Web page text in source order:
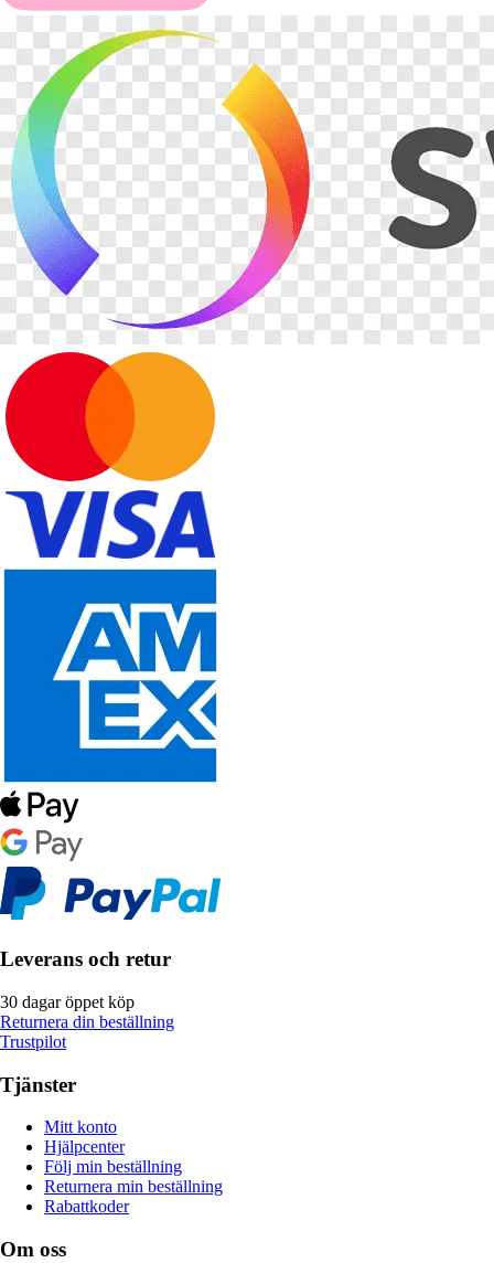
Leverans och retur
30 dagar öppet köp
Returnera din beställning
Trustpilot
Tjänster
Mitt konto
Hjälpcenter
Följ min beställning
Returnera min beställning
Rabattkoder
Om oss